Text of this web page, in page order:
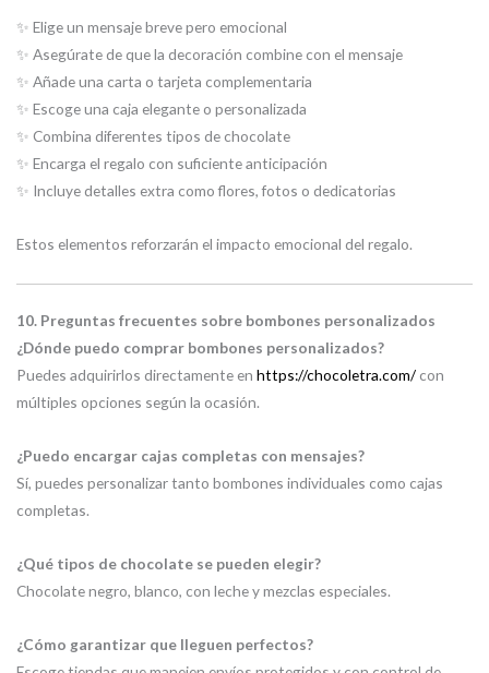
✨ Elige un mensaje breve pero emocional
✨ Asegúrate de que la decoración combine con el mensaje
✨ Añade una carta o tarjeta complementaria
✨ Escoge una caja elegante o personalizada
✨ Combina diferentes tipos de chocolate
✨ Encarga el regalo con suficiente anticipación
✨ Incluye detalles extra como flores, fotos o dedicatorias
Estos elementos reforzarán el impacto emocional del regalo.
10. Preguntas frecuentes sobre bombones personalizados
¿Dónde puedo comprar bombones personalizados?
Puedes adquirirlos directamente en https://chocoletra.com/ con
múltiples opciones según la ocasión.
¿Puedo encargar cajas completas con mensajes?
Sí, puedes personalizar tanto bombones individuales como cajas
completas.
¿Qué tipos de chocolate se pueden elegir?
Chocolate negro, blanco, con leche y mezclas especiales.
¿Cómo garantizar que lleguen perfectos?